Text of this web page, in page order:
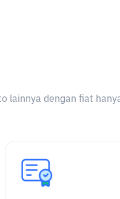
lainnya dengan fiat